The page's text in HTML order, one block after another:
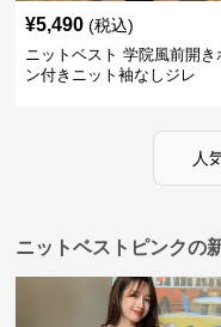
¥5,490 (税込)
ニットベスト 学院風前開き
ン付きニット袖なしジレ
人
ニットベストピンクの